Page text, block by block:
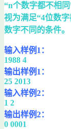
“n个数字都不相
视为满足“4位数
数字不同的条件。
输入样例1：
1988 4
输出样例1：
25 2013
输入样例2：
1 2
输出样例2：
0 0001